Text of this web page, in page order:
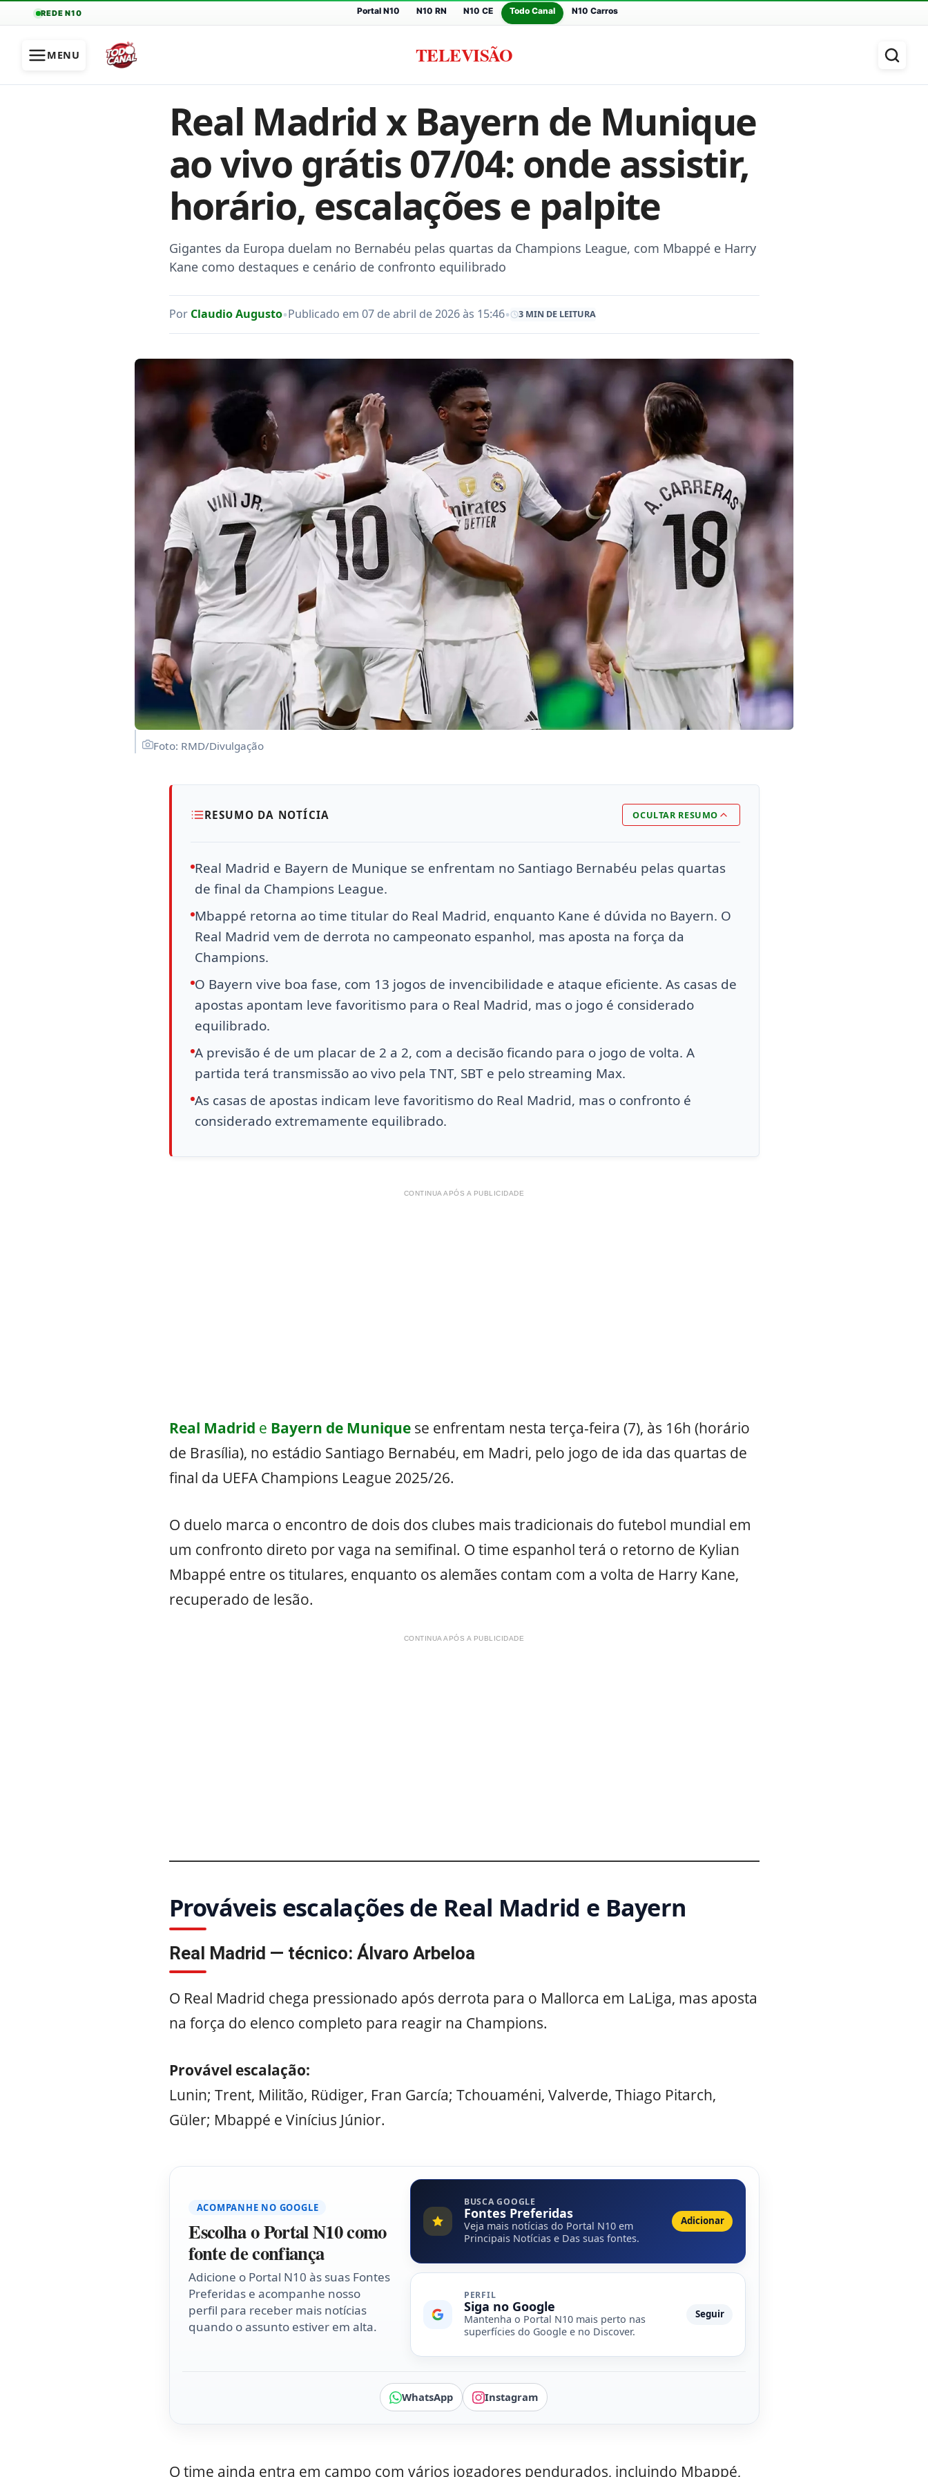
REDE N10 Portal N10 N10 RN N10 CE Todo Canal N10 Carros
MENU TELEVISÃO
Real Madrid x Bayern de Munique
ao vivo grátis 07/04: onde assistir,
horário, escalações e palpite
Gigantes da Europa duelam no Bernabéu pelas quartas da Champions League, com Mbappé e Harry
Kane como destaques e cenário de confronto equilibrado
Por Claudio Augusto•Publicado em 07 de abril de 2026 às 15:46• 3 MIN DE LEITURA
Foto: RMD/Divulgação
RESUMO DA NOTÍCIA OCULTAR RESUMO
Real Madrid e Bayern de Munique se enfrentam no Santiago Bernabéu pelas quartas
de final da Champions League.
Mbappé retorna ao time titular do Real Madrid, enquanto Kane é dúvida no Bayern. O
Real Madrid vem de derrota no campeonato espanhol, mas aposta na força da
Champions.
O Bayern vive boa fase, com 13 jogos de invencibilidade e ataque eficiente. As casas de
apostas apontam leve favoritismo para o Real Madrid, mas o jogo é considerado
equilibrado.
A previsão é de um placar de 2 a 2, com a decisão ficando para o jogo de volta. A
partida terá transmissão ao vivo pela TNT, SBT e pelo streaming Max.
As casas de apostas indicam leve favoritismo do Real Madrid, mas o confronto é
considerado extremamente equilibrado.
CONTINUA APÓS A PUBLICIDADE
Real Madrid e Bayern de Muniquese enfrentam nesta terça-feira (7), às 16h (horário
de Brasília), no estádio Santiago Bernabéu, em Madri, pelo jogo de ida das quartas de
final da UEFA Champions League 2025/26.
O duelo marca o encontro de dois dos clubes mais tradicionais do futebol mundial em
um confronto direto por vaga na semifinal. O time espanhol terá o retorno de Kylian
Mbappé entre os titulares, enquanto os alemães contam com a volta de Harry Kane,
recuperado de lesão.
CONTINUA APÓS A PUBLICIDADE
Prováveis escalações de Real Madrid e Bayern
Real Madrid — técnico: Álvaro Arbeloa
O Real Madrid chega pressionado após derrota para o Mallorca em LaLiga, mas aposta
na força do elenco completo para reagir na Champions.
Provável escalação:
Lunin; Trent, Militão, Rüdiger, Fran García; Tchouaméni, Valverde, Thiago Pitarch,
Güler; Mbappé e Vinícius Júnior.
ACOMPANHE NO GOOGLE
Escolha o Portal N10 como
fonte de confiança
Adicione o Portal N10 às suas Fontes
Preferidas e acompanhe nosso
perfil para receber mais notícias
quando o assunto estiver em alta.
BUSCA GOOGLE
Fontes Preferidas
Veja mais notícias do Portal N10 em
Principais Notícias e Das suas fontes.
Adicionar
PERFIL
Siga no Google
Mantenha o Portal N10 mais perto nas
superfícies do Google e no Discover.
Seguir
WhatsApp Instagram
O time ainda entra em campo com vários jogadores pendurados, incluindo Mbappé,